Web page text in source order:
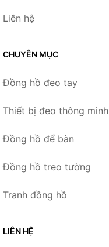
Liên hệ
CHUYÊN MỤC
Đồng hồ đeo tay
Thiết bị đeo thông minh
Đồng hồ để bàn
Đồng hồ treo tường
Tranh đồng hồ
LIÊN HỆ